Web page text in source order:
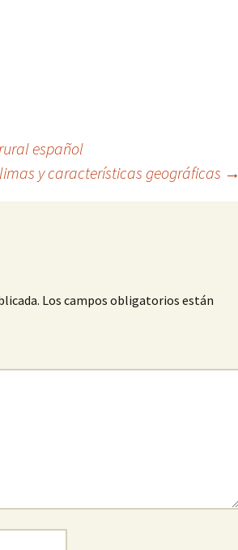
español
y características geográficas →
Los campos obligatorios están